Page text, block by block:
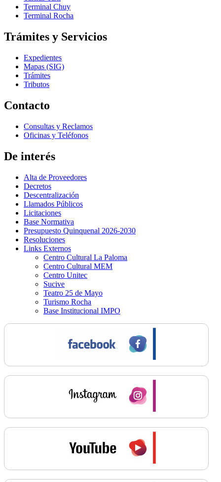
Terminal Chuy
Terminal Rocha
Trámites y Servicios
Expedientes
Mapas (SIG)
Trámites
Tributos
Contacto
Consultas y Reclamos
Oficinas y Teléfonos
De interés
Alta de Proveedores
Decretos
Descentralización
Llamados Públicos
Licitaciones
Base Normativa
Presupuesto Quinquenal 2026-2030
Resoluciones
Links Externos
Centro Cultural La Paloma
Centro Cultural MEM
Centro Unitec
Sucive
Teatro 25 de Mayo
Turismo Rocha
Base Institucional IMPO